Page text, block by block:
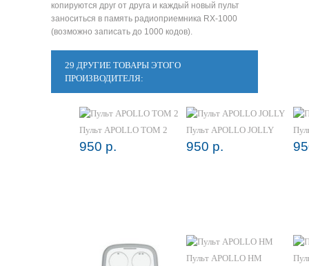
копируются друг от друга и каждый новый пульт
заноситься в память радиоприемника RX-1000
(возможно записать до 1000 кодов).
29 ДРУГИЕ ТОВАРЫ ЭТОГО
ПРОИЗВОДИТЕЛЯ:
Пульт APOLLO TOM 2
950 р.
Пульт APOLLO JOLLY
950 р.
Пульт APOLLO HM